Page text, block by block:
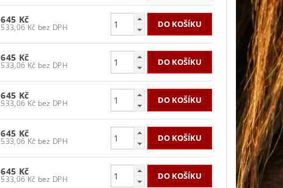
645 Kč
533,06 Kč bez DPH
645 Kč
533,06 Kč bez DPH
645 Kč
533,06 Kč bez DPH
645 Kč
533,06 Kč bez DPH
645 Kč
533,06 Kč bez DPH